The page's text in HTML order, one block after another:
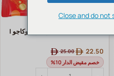
Nabil Nankhatai – زعفران وكاجو |
25.00 22.50
خصم مقيض الدار 10%
Close and do not